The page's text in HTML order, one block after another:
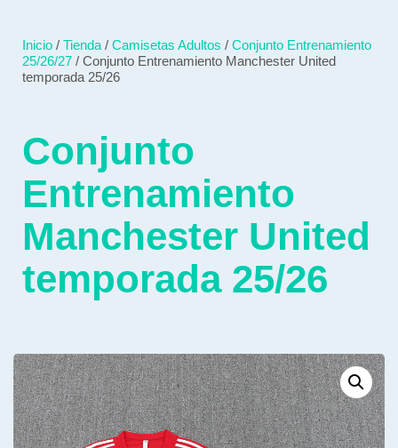
Inicio / Tienda / Camisetas Adultos / Conjunto Entrenamiento
25/26/27 / Conjunto Entrenamiento Manchester United
temporada 25/26
Conjunto
Entrenamiento
Manchester United
temporada 25/26